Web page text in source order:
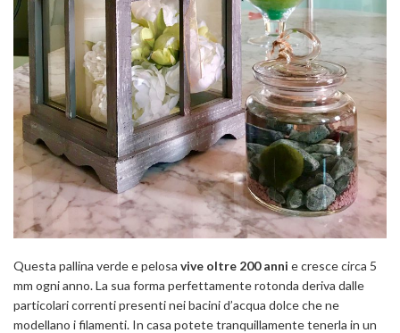
Questa pallina verde e pelosa vive oltre 200 anni e cresce circa 5
mm ogni anno. La sua forma perfettamente rotonda deriva dalle
particolari correnti presenti nei bacini d’acqua dolce che ne
modellano i filamenti. In casa potete tranquillamente tenerla in un